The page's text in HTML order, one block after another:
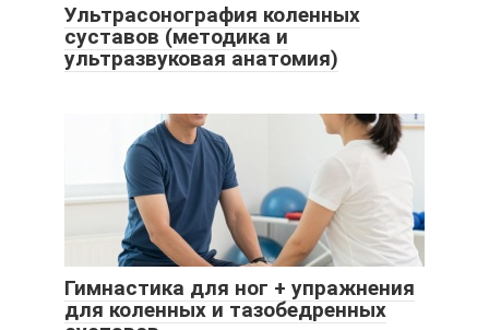
Ультрасонография коленных
суставов (методика и
ультразвуковая анатомия)
Гимнастика для ног + упражнения
для коленных и тазобедренных